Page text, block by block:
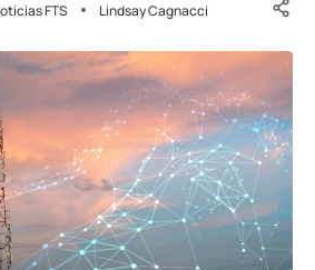
FTS Lindsay Cagnacci